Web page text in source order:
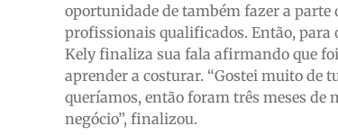
oportunidade de também fazer a parte
profissionais qualificados. Então, para
Kely finaliza sua fala afirmando que
aprender a costurar. “Gostei muito de
queríamos, então foram três meses
negócio”, finalizou.